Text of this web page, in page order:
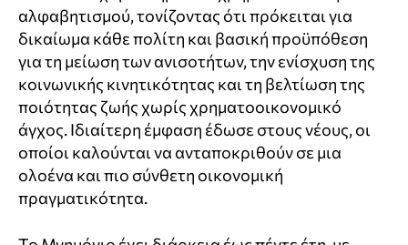
αλφαβητισμού, τονίζοντας ότι πρόκειται για
δικαίωμα κάθε πολίτη και βασική προϋπόθεση
για τη μείωση των ανισοτήτων, την ενίσχυση της
κοινωνικής κινητικότητας και τη βελτίωση της
ποιότητας ζωής χωρίς χρηματοοικονομικό
άγχος. Ιδιαίτερη έμφαση έδωσε στους νέους, οι
οποίοι καλούνται να ανταποκριθούν σε μια
ολοένα και πιο σύνθετη οικονομική
πραγματικότητα.